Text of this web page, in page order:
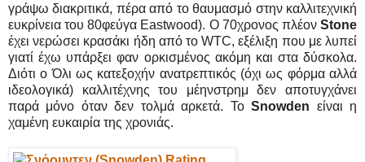
γράψω διακριτικά, πέρα από το θαυμασμό στην καλλιτεχνική
ευκρίνεια του 80φεύγα Eastwood). O 70χρονος πλέον Stone
έχει νερώσει κρασάκι ήδη από το WTC, εξέλιξη που με λυπεί
γιατί έχω υπάρξει φαν ορκισμένος ακόμη και στα δύσκολα.
Διότι ο Όλι ως κατεξοχήν ανατρεπτικός (όχι ως φόρμα αλλά
ιδεολογικά) καλλιτέχνης του μέηνστρημ δεν αποτυγχάνει
παρά μόνο όταν δεν τολμά αρκετά. ΤοSnowden είναι η
χαμένη ευκαιρία της χρονιάς.